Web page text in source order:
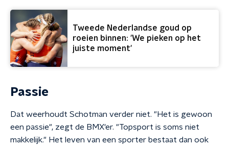
Tweede Nederlandse goud op
roeien binnen: 'We pieken op het
juiste moment'
Passie
Dat weerhoudt Schotman verder niet. "Het is gewoon
een passie", zegt de BMX'er. "Topsport is soms niet
makkelijk." Het leven van een sporter bestaat dan ook